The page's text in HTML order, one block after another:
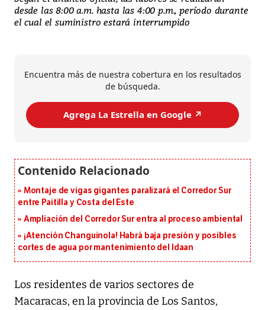
desde las 8:00 a.m. hasta las 4:00 p.m., período durante
el cual el suministro estará interrumpido
Encuentra más de nuestra cobertura en los resultados
de búsqueda.
Agrega La Estrella en Google ↗️
Montaje de vigas gigantes paralizará el Corredor Sur
entre Paitilla y Costa del Este
Ampliación del Corredor Sur entra al proceso ambiental
¡Atención Changuinola! Habrá baja presión y posibles
cortes de agua por mantenimiento del Idaan
Los residentes de varios sectores de
Macaracas, en la provincia de Los Santos,